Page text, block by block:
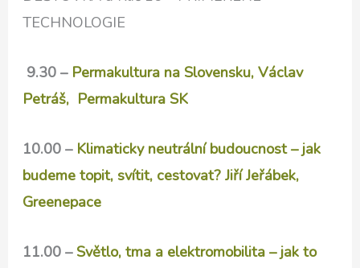
TECHNOLOGIE
9.30 – Permakultura na Slovensku, Václav
Petráš, Permakultura SK
10.00 – Klimaticky neutrální budoucnost – jak
budeme topit, svítit, cestovat? Jiří Jeřábek,
Greenepace
11.00 – Světlo, tma a elektromobilita – jak to